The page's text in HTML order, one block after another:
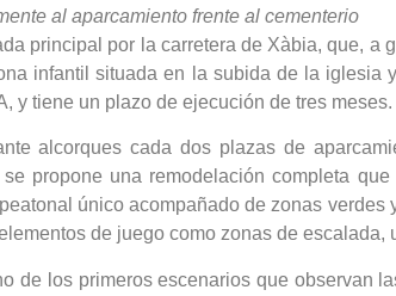
al aparcamiento frente al cementerio
principal por la carretera de Xàbia, que, a
infantil situada en la subida de la iglesia
y tiene un plazo de ejecución de tres meses.
alcorques cada dos plazas de
propone una remodelación completa
único acompañado de zonas
de juego como zonas de escalada,
los primeros escenarios que observan